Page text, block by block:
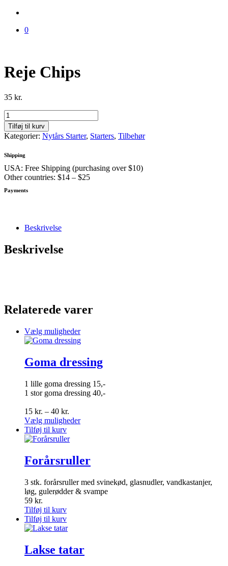
0
Reje Chips
35 kr.
Reje
Chips
antal
Tilføj til kurv
Kategorier: Nytårs Starter, Starters, Tilbehør
Shipping
USA: Free Shipping (purchasing over $10)
Other countries: $14 – $25
Payments
Beskrivelse
Beskrivelse
Relaterede varer
Vælg mulighederDette
vare
flere
varianter.
kan
vælges
Goma dressing
1 lille goma dressing 15,-
1 stor goma dressing 40,-
15 kr. – 40 kr.
15 kr.
40 kr.
Vælg mulighederDette
Mulighederne
vælges
på
Tilføj til kurv
Forårsruller
3 stk. forårsruller med svinekød, glasnudler, vandkastanjer,
løg, gulerødder & svampe
59 kr.
Tilføj til kurv
Tilføj til kurv
Lakse tatar